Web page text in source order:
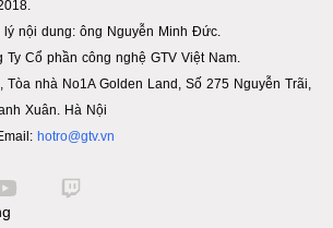
nội dung: ông Nguyễn Minh Đức.
Cổ phần công nghệ GTV Việt Nam.
nhà No1A Golden Land, Số 275 Nguyễn Trãi,
Xuân. Hà Nội
hotro@gtv.vn